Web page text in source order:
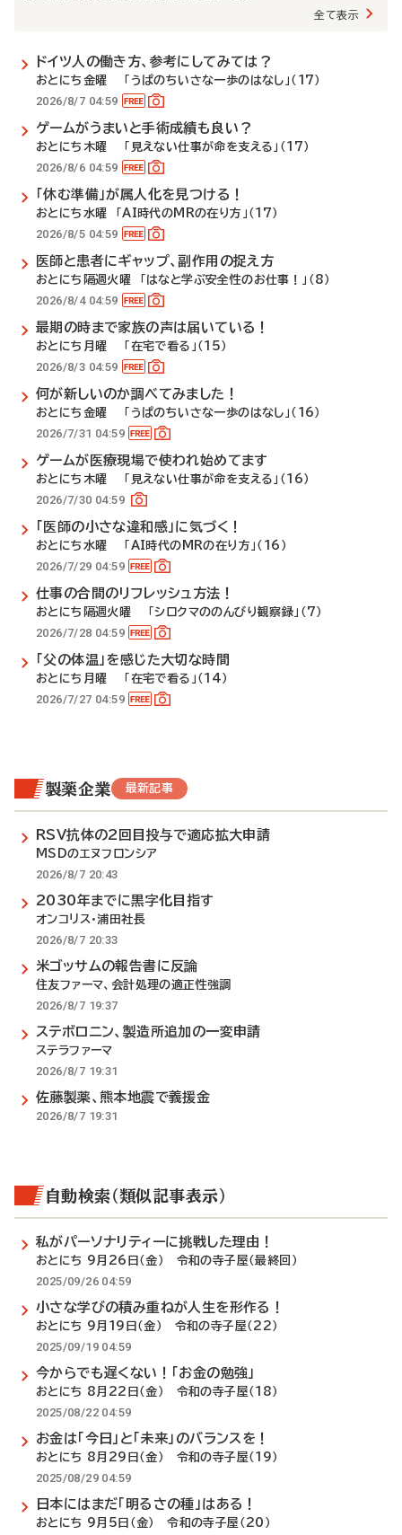
全て表示
ドイツ人の働き方、参考にしてみては？
おとにち金曜 「うぱのちいさな一歩のはなし」（17）
2026/8/7 04:59
ゲームがうまいと手術成績も良い？
おとにち木曜 「見えない仕事が命を支える」（17）
2026/8/6 04:59
「休む準備」が属人化を見つける！
おとにち水曜 「AI時代のMRの在り方」（17）
2026/8/5 04:59
医師と患者にギャップ、副作用の捉え方
おとにち隔週火曜 「はなと学ぶ安全性のお仕事！」（8）
2026/8/4 04:59
最期の時まで家族の声は届いている！
おとにち月曜 「在宅で看る」（15）
2026/8/3 04:59
何が新しいのか調べてみました！
おとにち金曜 「うぱのちいさな一歩のはなし」（16）
2026/7/31 04:59
ゲームが医療現場で使われ始めてます
おとにち木曜 「見えない仕事が命を支える」（16）
2026/7/30 04:59
「医師の小さな違和感」に気づく！
おとにち水曜 「AI時代のMRの在り方」（16）
2026/7/29 04:59
仕事の合間のリフレッシュ方法！
おとにち隔週火曜 「シロクマののんびり観察録」（7）
2026/7/28 04:59
「父の体温」を感じた大切な時間
おとにち月曜 「在宅で看る」（14）
2026/7/27 04:59
製薬企業 最新記事
RSV抗体の2回目投与で適応拡大申請
MSDのエヌフロンシア
2026/8/7 20:43
2030年までに黒字化目指す
オンコリス・浦田社長
2026/8/7 20:33
米ゴッサムの報告書に反論
住友ファーマ、会計処理の適正性強調
2026/8/7 19:37
ステボロニン、製造所追加の一変申請
ステラファーマ
2026/8/7 19:31
佐藤製薬、熊本地震で義援金
2026/8/7 19:31
自動検索（類似記事表示）
私がパーソナリティーに挑戦した理由！
おとにち 9月26日（金） 令和の寺子屋（最終回）
2025/09/26 04:59
小さな学びの積み重ねが人生を形作る！
おとにち 9月19日（金） 令和の寺子屋（22）
2025/09/19 04:59
今からでも遅くない！「お金の勉強」
おとにち 8月22日（金） 令和の寺子屋（18）
2025/08/22 04:59
お金は「今日」と「未来」のバランスを！
おとにち 8月29日（金） 令和の寺子屋（19）
2025/08/29 04:59
日本にはまだ「明るさの種」はある！
おとにち 9月5日（金） 令和の寺子屋（20）